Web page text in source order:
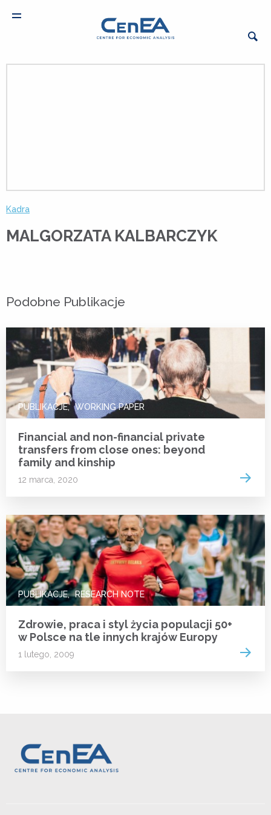
Kadra
MALGORZATA KALBARCZYK
Podobne Publikacje
PUBLIKACJE WORKING PAPER
Financial and non-financial private
transfers from close ones: beyond
family and kinship
12 marca, 2020 Read
PUBLIKACJE RESEARCH NOTE
Zdrowie, praca i styl życia populacji 50+
w Polsce na tle innych krajów Europy
1 lutego, 2009 Read